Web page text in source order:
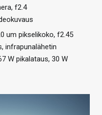
f2.4
um pikselikoko, f2.45
infrapunalähetin
W pikalataus, 30 W